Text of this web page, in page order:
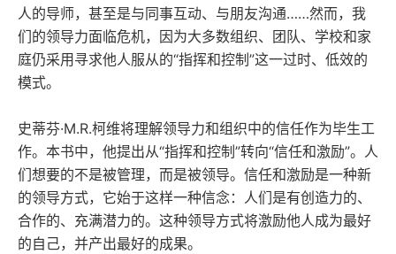
人的导师，甚至是与同事互动、与朋友沟通……然而，我
们的领导力面临危机，因为大多数组织、团队、学校和家
庭仍采用寻求他人服从的“指挥和控制”这一过时、低效的
模式。
史蒂芬·M.R.柯维将理解领导力和组织中的信任作为毕生工
作。本书中，他提出从“指挥和控制”转向“信任和激励”。人
们想要的不是被管理，而是被领导。信任和激励是一种新
的领导方式，它始于这样一种信念：人们是有创造力的、
合作的、充满潜力的。这种领导方式将激励他人成为最好
的自己，并产出最好的成果。